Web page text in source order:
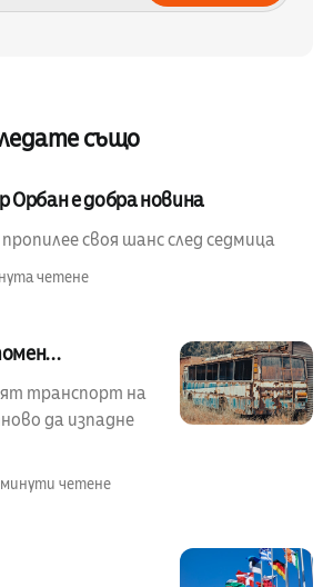
също
Орбан е добра новина
своя шанс след седмица
четене
транспорт на
да изпадне
четене